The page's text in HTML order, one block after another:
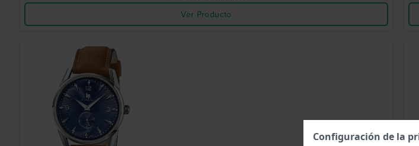
Ver Producto
Configuración de la